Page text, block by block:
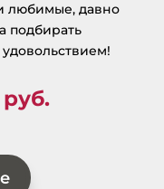
любимые, давно
подбирать